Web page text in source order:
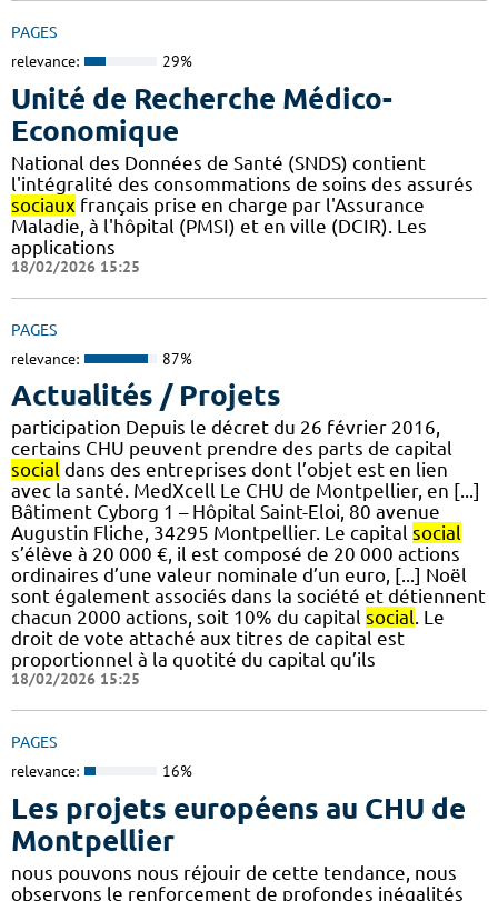
PAGES
relevance: 29%
Unité de Recherche Médico-
Economique
National des Données de Santé (SNDS) contient
l'intégralité des consommations de soins des assurés
sociaux français prise en charge par l'Assurance
Maladie, à l'hôpital (PMSI) et en ville (DCIR). Les
applications
18/02/2026 15:25
PAGES
relevance: 87%
Actualités / Projets
participation Depuis le décret du 26 février 2016,
certains CHU peuvent prendre des parts de capital
social dans des entreprises dont l’objet est en lien
avec la santé. MedXcell Le CHU de Montpellier, en [...]
Bâtiment Cyborg 1 – Hôpital Saint-Eloi, 80 avenue
Augustin Fliche, 34295 Montpellier. Le capital social
s’élève à 20 000 €, il est composé de 20 000 actions
ordinaires d’une valeur nominale d’un euro, [...] Noël
sont également associés dans la société et détiennent
chacun 2000 actions, soit 10% du capital social. Le
droit de vote attaché aux titres de capital est
proportionnel à la quotité du capital qu’ils
18/02/2026 15:25
PAGES
relevance: 16%
Les projets européens au CHU de
Montpellier
nous pouvons nous réjouir de cette tendance, nous
observons le renforcement de profondes inégalités